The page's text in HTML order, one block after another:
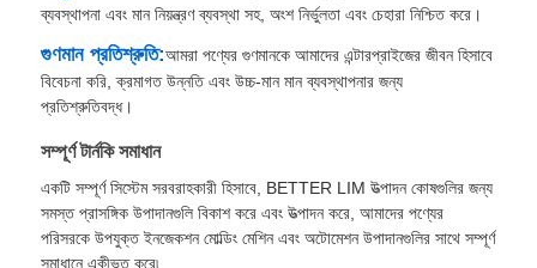
এলএসআর ইনজেকশন মোল্ডিং মেশিন
সিলিকন ইনজেকশন মোল্ডিং মেশিন
এলএসআর ডোজিং সিস্টেম
ব্যবস্থাপনা এবং মান নিয়ন্ত্রণ ব্যবস্থা সহ, অংশ নির্ভুলতা এবং চেহারা নিশ্চিত করে।
গুণমান প্রতিশ্রুতি:আমরা পণ্যের গুণমানকে আমাদের এন্টারপ্রাইজের জীবন হিসাবে
বিবেচনা করি, ক্রমাগত উন্নতি এবং উচ্চ-মান মান ব্যবস্থাপনার জন্য
প্রতিশ্রুতিবদ্ধ।
সম্পূর্ণ টার্নকি সমাধান
একটি সম্পূর্ণ সিস্টেম সরবরাহকারী হিসাবে, BETTER LIM উত্পাদন কোষগুলির জন্য
সমস্ত প্রাসঙ্গিক উপাদানগুলি বিকাশ করে এবং উত্পাদন করে, আমাদের পণ্যের
পরিসরকে উপযুক্ত ইনজেকশন মোল্ডিং মেশিন এবং অটোমেশন উপাদানগুলির সাথে সম্পূর্ণ
সমাধানে একীভূত করে৷